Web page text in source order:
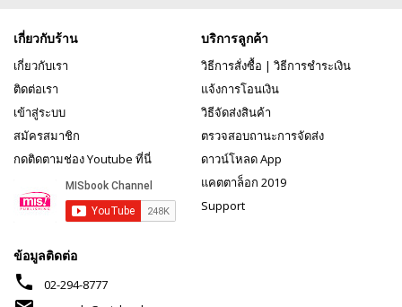
เกี่ยวกับร้าน
เกี่ยวกับเรา
ติดต่อเรา
เข้าสู่ระบบ
สมัครสมาชิก
กดติดตามช่อง Youtube ที่นี่
บริการลูกค้า
วิธีการสั่งซื้อ | วิธีการชำระเงิน
แจ้งการโอนเงิน
วิธีจัดส่งสินค้า
ตรวจสอบถานะการจัดส่ง
ดาวน์โหลด App
แคตตาล็อก 2019
Support
ข้อมูลติดต่อ
phone 02-294-8777